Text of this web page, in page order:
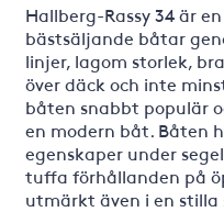
Hallberg-Rassy 34 är
bästsäljande båtar
linjer, lagom storlek,
över däck och inte
båten snabbt populär
en modern båt. Båten
egenskaper under
tuffa förhållanden på
utmärkt även i en stilla